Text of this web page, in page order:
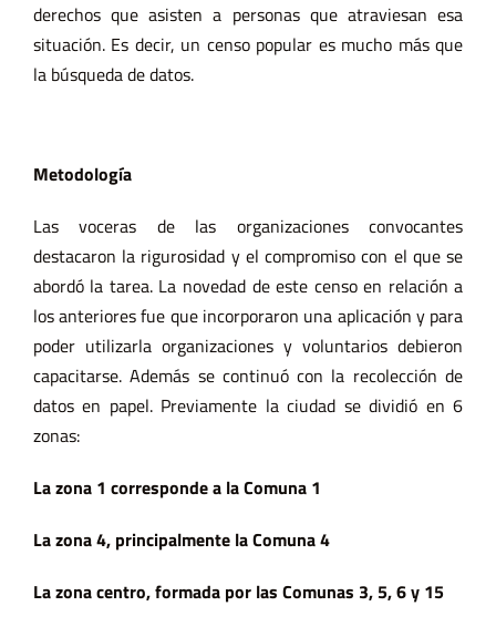
derechos que asisten a personas que atraviesan esa
situación. Es decir, un censo popular es mucho más que
la búsqueda de datos.
Metodología
Las voceras de las organizaciones convocantes
destacaron la rigurosidad y el compromiso con el que se
abordó la tarea. La novedad de este censo en relación a
los anteriores fue que incorporaron una aplicación y para
poder utilizarla organizaciones y voluntarios debieron
capacitarse. Además se continuó con la recolección de
datos en papel. Previamente la ciudad se dividió en 6
zonas:
La zona 1 corresponde a la Comuna 1
La zona 4, principalmente la Comuna 4
La zona centro, formada por las Comunas 3, 5, 6 y 15